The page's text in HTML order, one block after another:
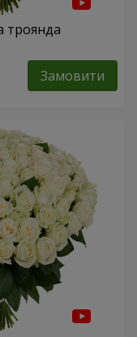
троянда
Замовити